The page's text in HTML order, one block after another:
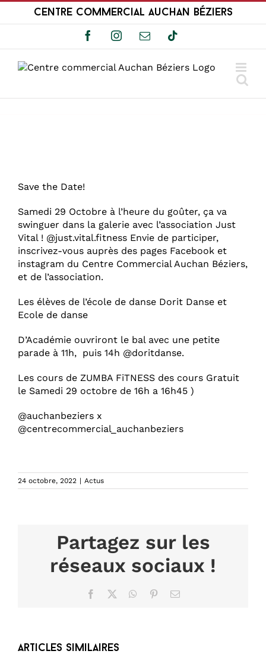
Passer
Centre Commercial Auchan Béziers
FacebookInstagramEmailTiktok
Save the Date!
Samedi 29 Octobre à l’heure du goûter, ça va
swinguer dans la galerie avec l’association Just
Vital ! @just.vital.fitness Envie de participer,
inscrivez-vous auprès des pages Facebook et
instagram du Centre Commercial Auchan Béziers,
et de l’association.
Les élèves de l’école de danse Dorit Danse et
Ecole de danse
D’Académie ouvriront le bal avec une petite
parade à 11h, puis 14h @doritdanse.
Les cours de ZUMBA FiTNESS des cours Gratuit
le Samedi 29 octobre de 16h a 16h45 )
@auchanbeziers x
@centrecommercial_auchanbeziers
24 octobre, 2022 | Actus
Partagez sur les
réseaux sociaux !
Facebook WhatsApp
PinterestEmail
Articles similaires